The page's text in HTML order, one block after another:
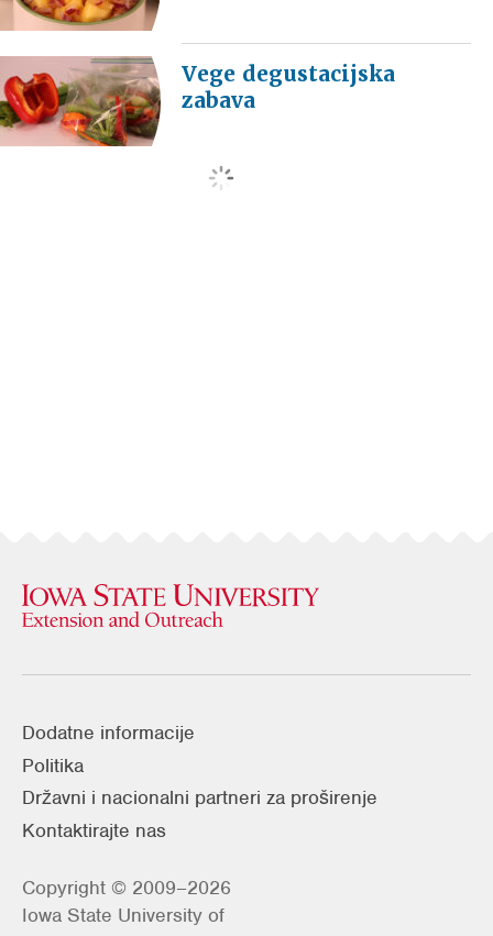
Vege degustacijska
zabava
Dodatne informacije
Politika
Državni i nacionalni partneri za proširenje
Kontaktirajte nas
Copyright © 2009–2026
Iowa State University of